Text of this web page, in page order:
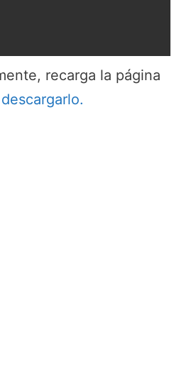
recarga la página